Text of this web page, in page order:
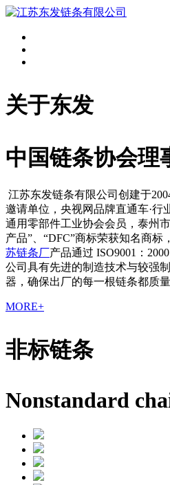
关于东发
中国链条协会理
江苏东发链条有限公司创建于
邀请单位，央视网品牌直通车·行
通用零部件工业协会会员，泰州
产品”、“DFC”商标荣获知名商标，
苏链条厂产品通过 ISO9001：
公司具有先进的制造技术与较强
器，确保出厂的每一根链条都质
MORE+
非标链条
Nonstandard